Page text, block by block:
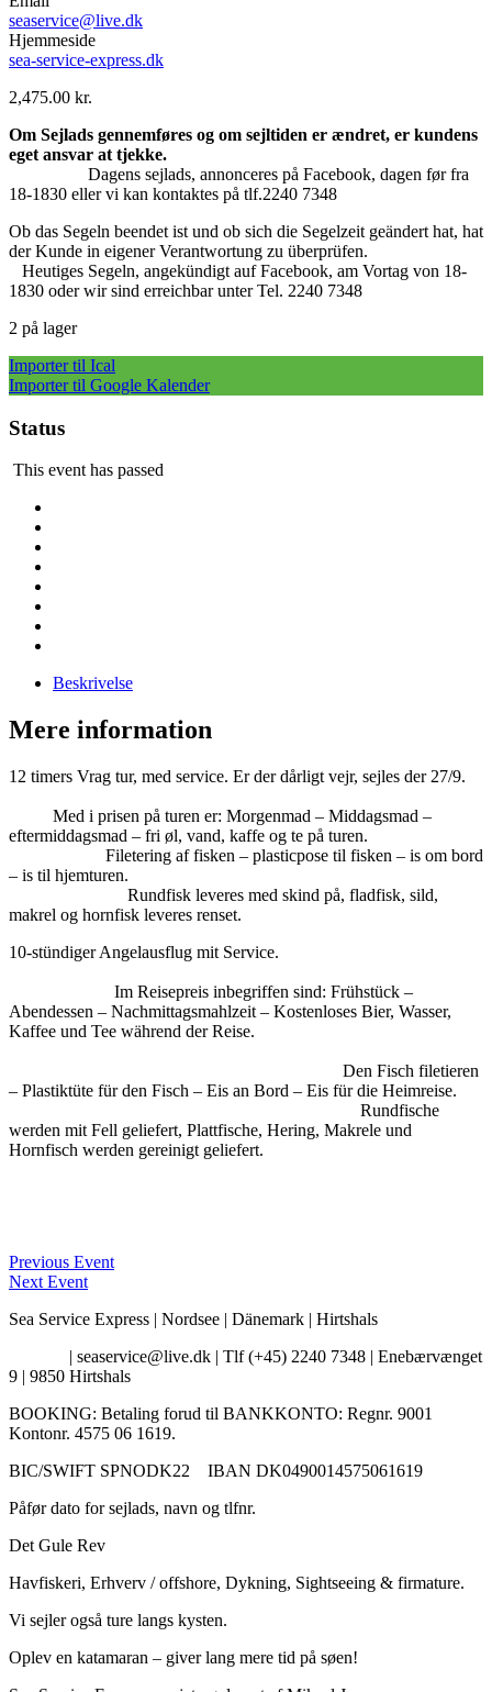
seaservice@live.dk
Hjemmeside
sea-service-express.dk
2,475.00 kr.
Om Sejlads gennemføres og om sejltiden er ændret, er kundens
eget ansvar at tjekke.
Dagens sejlads, annonceres på Facebook, dagen før fra
18-1830 eller vi kan kontaktes på tlf.2240 7348
Ob das Segeln beendet ist und ob sich die Segelzeit geändert hat, hat
der Kunde in eigener Verantwortung zu überprüfen.
Heutiges Segeln, angekündigt auf Facebook, am Vortag von 18-
1830 oder wir sind erreichbar unter Tel. 2240 7348
2 på lager
Importer til Ical
Importer til Google Kalender
Status
This event has passed
Beskrivelse
Mere information
12 timers Vrag tur, med service. Er der dårligt vejr, sejles der 27/9.
Med i prisen på turen er: Morgenmad – Middagsmad –
eftermiddagsmad – fri øl, vand, kaffe og te på turen.
Filetering af fisken – plasticpose til fisken – is om bord
– is til hjemturen.
Rundfisk leveres med skind på, fladfisk, sild,
makrel og hornfisk leveres renset.
10-stündiger Angelausflug mit Service.
Im Reisepreis inbegriffen sind: Frühstück –
Abendessen – Nachmittagsmahlzeit – Kostenloses Bier, Wasser,
Kaffee und Tee während der Reise.
Den Fisch filetieren
– Plastiktüte für den Fisch – Eis an Bord – Eis für die Heimreise.
Rundfische
werden mit Fell geliefert, Plattfische, Hering, Makrele und
Hornfisch werden gereinigt geliefert.
Previous Event
Next Event
Sea Service Express | Nordsee | Dänemark | Hirtshals
| seaservice@live.dk | Tlf (+45) 2240 7348 | Enebærvænget
9 | 9850 Hirtshals
BOOKING: Betaling forud til BANKKONTO: Regnr. 9001
Kontonr. 4575 06 1619.
BIC/SWIFT SPNODK22 IBAN DK0490014575061619
Påfør dato for sejlads, navn og tlfnr.
Det Gule Rev
Havfiskeri, Erhverv / offshore, Dykning, Sightseeing & firmature.
Vi sejler også ture langs kysten.
Oplev en katamaran – giver lang mere tid på søen!